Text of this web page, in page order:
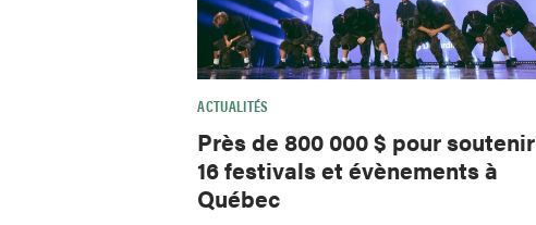
ACTUALITÉS
Près de 800 000 $ pour soutenir
16 festivals et évènements à
Québec